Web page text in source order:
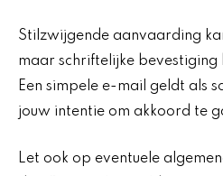
Stilzwijgende aanvaarding
maar schriftelijke bevestiging
Een simpele e-mail geldt als
jouw intentie om akkoord te
Let ook op eventuele